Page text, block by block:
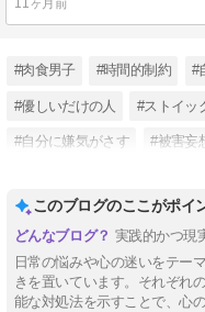
11ヶ月前
#肉食男子 #時間的制約 #
#優しいだけの人 #ストイッ
#自分に嫌気がさす #被害妄
このブログのここがポイ
実践的かつ現
日常の悩みや心の迷いをテー
きを置いています。それぞれ
能な対処法を示すことで、心